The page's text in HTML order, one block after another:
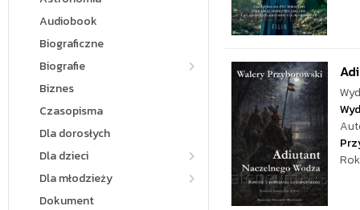
Audiobook
Biograficzne
Biografie
Biznes
Czasopisma
Dla dorosłych
Dla dzieci
Dla młodzieży
Dokument